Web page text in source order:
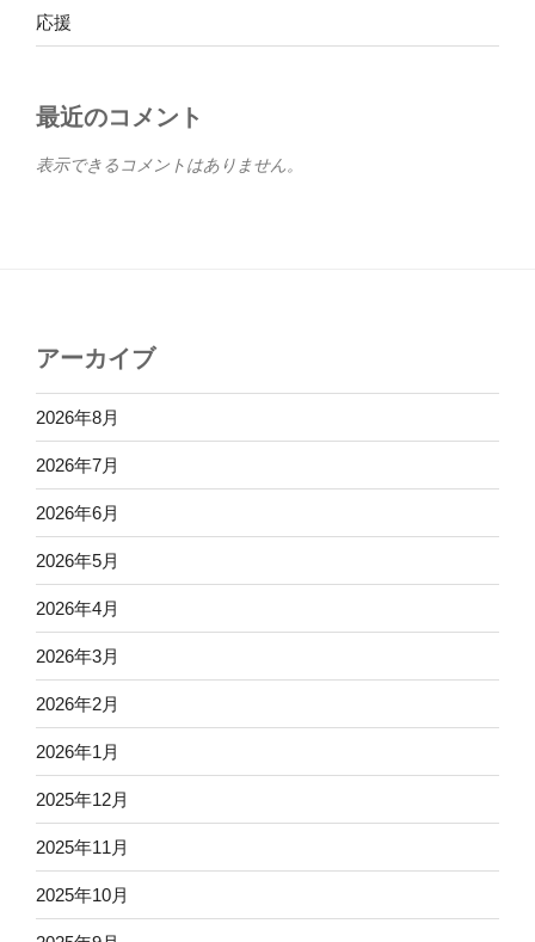
応援
最近のコメント
表示できるコメントはありません。
アーカイブ
2026年8月
2026年7月
2026年6月
2026年5月
2026年4月
2026年3月
2026年2月
2026年1月
2025年12月
2025年11月
2025年10月